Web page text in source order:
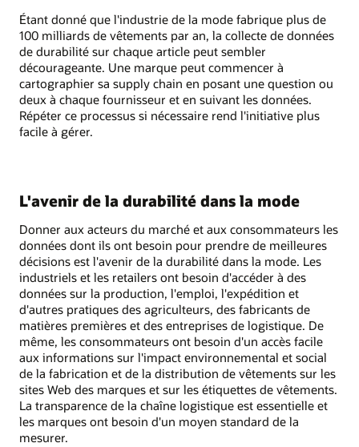
Étant donné que l'industrie de la mode fabrique plus de
100 milliards de vêtements par an, la collecte de données
de durabilité sur chaque article peut sembler
décourageante. Une marque peut commencer à
cartographier sa supply chain en posant une question ou
deux à chaque fournisseur et en suivant les données.
Répéter ce processus si nécessaire rend l'initiative plus
facile à gérer.
L'avenir de la durabilité dans la mode
Donner aux acteurs du marché et aux consommateurs les
données dont ils ont besoin pour prendre de meilleures
décisions est l'avenir de la durabilité dans la mode. Les
industriels et les retailers ont besoin d'accéder à des
données sur la production, l'emploi, l'expédition et
d'autres pratiques des agriculteurs, des fabricants de
matières premières et des entreprises de logistique. De
même, les consommateurs ont besoin d'un accès facile
aux informations sur l'impact environnemental et social
de la fabrication et de la distribution de vêtements sur les
sites Web des marques et sur les étiquettes de vêtements.
La transparence de la chaîne logistique est essentielle et
les marques ont besoin d'un moyen standard de la
mesurer.